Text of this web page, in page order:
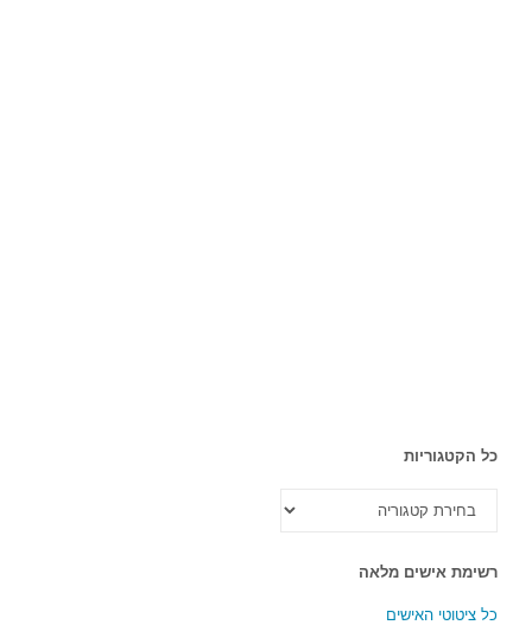
כל הקטגוריות
הקטגוריות
רשימת אישים מלאה
כל ציטוטי האישים